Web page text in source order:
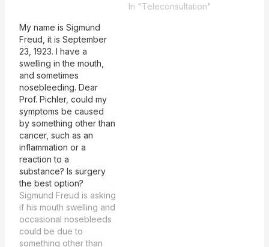
or your healthcare
provider immediately
for further evaluation.
The use of Orthoform
for the obturator might
be relevant, but the…
unavoidable. The
In "Teleconsultation"
My name is Sigmund
Freud, it is September
23, 1923. I have a
swelling in the mouth,
and sometimes
nosebleeding. Dear
Prof. Pichler, could my
symptoms be caused
by something other than
cancer, such as an
inflammation or a
reaction to a
substance? Is surgery
the best option?
Sigmund Freud is asking
if his mouth swelling and
occasional nosebleeds
could be due to
something other than